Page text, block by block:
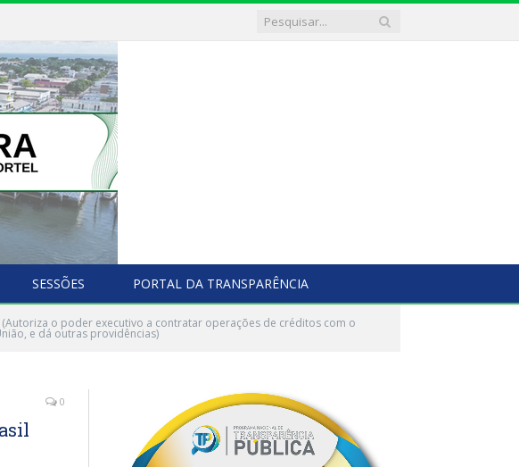
SESSÕES PORTAL DA TRANSPARÊNCIA
(Autoriza o poder executivo a contratar operações de créditos com o
e dá outras providências)
0